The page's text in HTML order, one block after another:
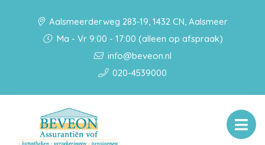
Aalsmeerderweg 283-19, 1432 CN, Aalsmeer
Ma - Vr 9:00 - 17:00 (alleen op afspraak)
info@beveon.nl
020-4539000